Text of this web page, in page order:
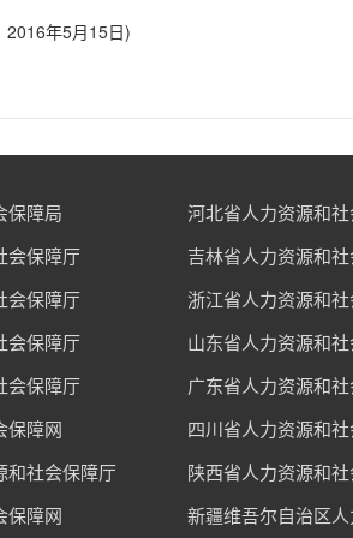
年5月15日)
保障局 河北省人力资源和
会保障厅 吉林省人力资源和
会保障厅 浙江省人力资源和
会保障厅 山东省人力资源和
会保障厅 广东省人力资源和
保障网 四川省人力资源和
和社会保障厅 陕西省人力资源和
保障网 新疆维吾尔自治区